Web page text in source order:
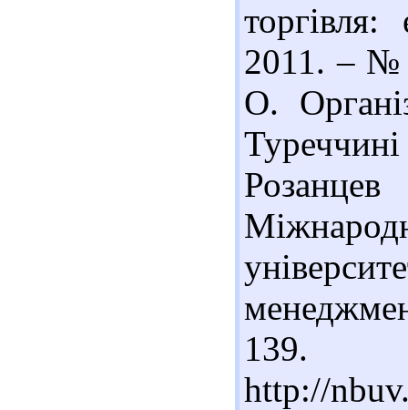
2011. – №
О.
http://